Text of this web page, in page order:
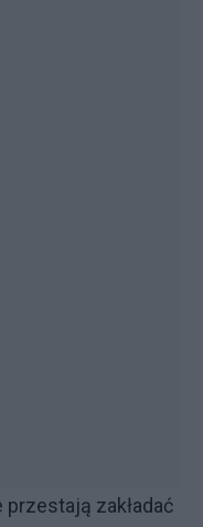
przestają zakładać